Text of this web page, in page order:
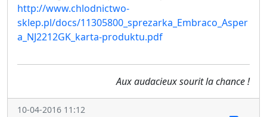
http://www.chlodnictwo-
sklep.pl/docs/11305800_sprezarka_Embraco_Asper
a_NJ2212GK_karta-produktu.pdf
Aux audacieux sourit la chance !
10-04-2016 11:12